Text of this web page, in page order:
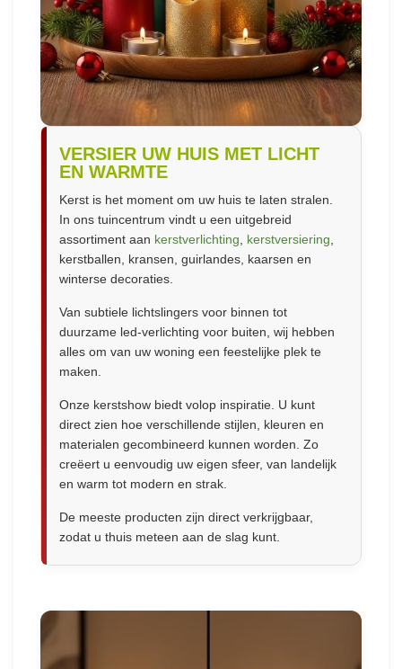
VERSIER UW HUIS MET LICHT
EN WARMTE
Kerst is het moment om uw huis te laten stralen.
In ons tuincentrum vindt u een uitgebreid
assortiment aan kerstverlichting, kerstversiering,
kerstballen, kransen, guirlandes, kaarsen en
winterse decoraties.
Van subtiele lichtslingers voor binnen tot
duurzame led-verlichting voor buiten, wij hebben
alles om van uw woning een feestelijke plek te
maken.
Onze kerstshow biedt volop inspiratie. U kunt
direct zien hoe verschillende stijlen, kleuren en
materialen gecombineerd kunnen worden. Zo
creëert u eenvoudig uw eigen sfeer, van landelijk
en warm tot modern en strak.
De meeste producten zijn direct verkrijgbaar,
zodat u thuis meteen aan de slag kunt.